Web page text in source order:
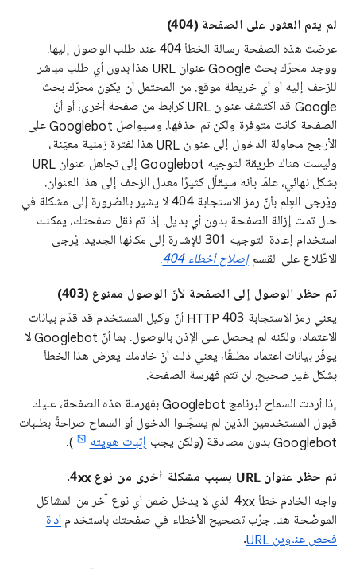
لم يتم العثور على الصفحة (404)
عرضت هذه الصفحة رسالة الخطأ 404 عند طلب الوصول إليها.
ووجد محرّك بحث Google عنوان URL هذا بدون أي طلب مباشر
للزحف إليه أو أي خريطة موقع. من المحتمل أن يكون محرّك بحث
Google قد اكتشف عنوان URL كرابط من صفحة أخرى، أو أنّ
الصفحة كانت متوفرة ولكن تم حذفها. وسيواصل Googlebot على
الأرجح محاولة الدخول إلى عنوان URL هذا لفترة زمنية معيّنة،
وليست هناك طريقة لتوجيه Googlebot إلى تجاهل عنوان URL
بشكل نهائي، علمًا بأنه سيقلّل كثيرًا معدل الزحف إلى هذا العنوان.
ويُرجى العِلم بأنّ رمز الاستجابة 404 لا يشير بالضرورة إلى مشكلة في
حال تمت إزالة الصفحة بدون أي بديل. إذا تم نقل صفحتك، يمكنك
استخدام إعادة التوجيه 301 للإشارة إلى مكانها الجديد. يُرجى
الاطّلاع على القسمإصلاح أخطاء 404
.
تم حظر الوصول إلى الصفحة لأنّ الوصول ممنوع (403)
يعني رمز الاستجابة HTTP 403 أنّ وكيل المستخدم قد قدّم بيانات
الاعتماد، ولكنه لم يحصل على الإذن بالوصول. بما أنّ Googlebot لا
يوفّر بيانات اعتماد مطلقًا، يعني ذلك أنّ خادمك يعرض هذا الخطأ
بشكل غير صحيح. لن تتم فهرسة الصفحة.
إذا أردت السماح لبرنامج Googlebot بفهرسة هذه الصفحة، عليك
قبول المستخدمين الذين لم يسجّلوا الدخول أو السماح صراحةً بطلبات
Googlebot بدون مصادقة (ولكن يجب
إثبات هويته
).
تم حظر عنوان URL بسبب مشكلة أخرى من نوع 4xx.
واجه الخادم خطأ 4xx الذي لا يدخل ضمن أي نوع آخر من المشاكل
الموضّحة هنا. جرِّب تصحيح الأخطاء في صفحتك باستخدام أداة
فحص عناوين URL
.